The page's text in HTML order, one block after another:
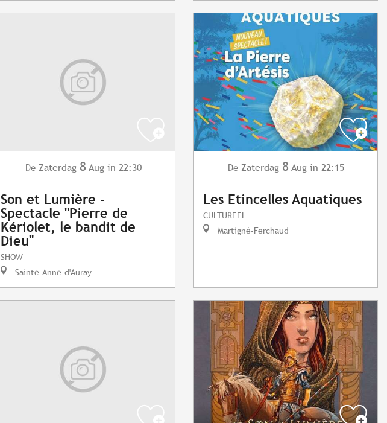
De Zaterdag 8 Aug in 22:30
Son et Lumière -
Spectacle "Pierre de
Kériolet, le bandit de
Dieu"
SHOW
Sainte-Anne-d'Auray
De Zaterdag 8 Aug in 22:15
Les Etincelles Aquatiques
CULTUREEL
Martigné-Ferchaud